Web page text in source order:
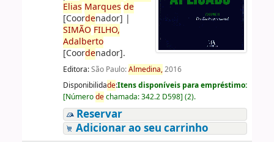
Elias Marques de
[Coordenador] |
SIMÃO FILHO,
Adalberto
[Coordenador].
Editora:São Paulo:Almedina,2016
Disponibilidade:Itens disponíveis para empréstimo:
[Númerodechamada:342.2 D598] (2).
Reservar
Adicionar ao seu carrinho